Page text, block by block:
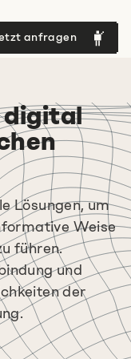
anfragen
digital
Lösungen, um
Weise
führen.
und
der